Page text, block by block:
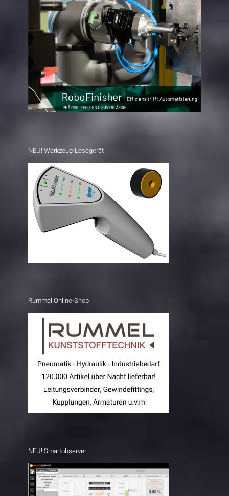
NEU! Werkzeug-Lesegerät
Rummel Online-Shop
NEU! Smartobserver